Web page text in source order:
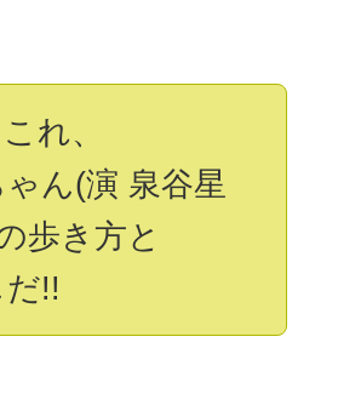
れ、
ん(演 泉谷星
歩き方と
だ!!